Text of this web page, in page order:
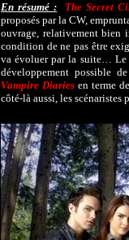
En résumé :
The Secret
proposés par la CW,
ouvrage, relativement bien
condition de ne pas être
va évoluer par la suite… Le
développement possible
Vampire Diaries en terme
côté-là aussi, les